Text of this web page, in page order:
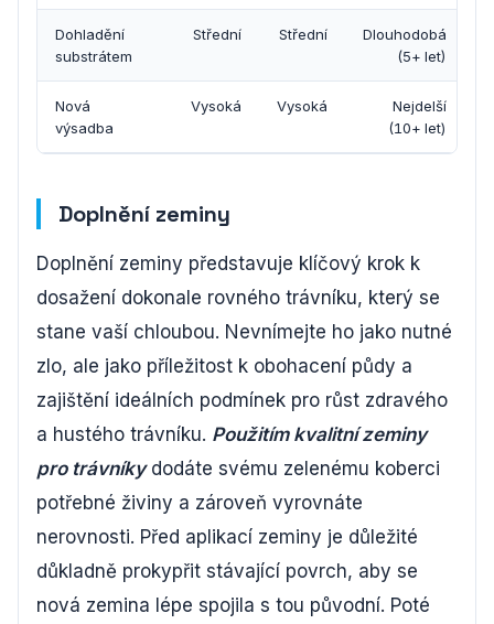
Dohladění
substrátem
Střední Střední
Dlouhodobá
(5+ let)
Nová
výsadba
Vysoká Vysoká
Nejdelší
(10+ let)
Doplnění zeminy
Doplnění zeminy představuje klíčový krok k
dosažení dokonale rovného trávníku, který se
stane vaší chloubou. Nevnímejte ho jako nutné
zlo, ale jako příležitost k obohacení půdy a
zajištění ideálních podmínek pro růst zdravého
a hustého trávníku. Použitím kvalitní zeminy
pro trávníkydodáte svému zelenému koberci
potřebné živiny a zároveň vyrovnáte
nerovnosti. Před aplikací zeminy je důležité
důkladně prokypřit stávající povrch, aby se
nová zemina lépe spojila s tou původní. Poté